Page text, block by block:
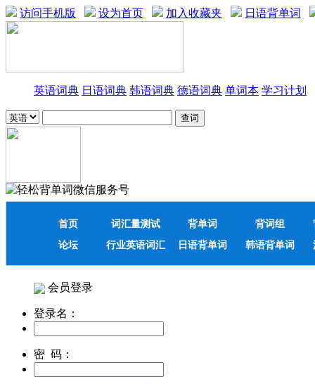
访问手机版 设为首页 加入收藏夹 日语背单词
英语词典 日语词典 韩语词典 德语词典 单词本 学习计划
首页 词汇量测试 背单词 背词组
论坛
行业英语词汇 日语背单词 韩语背单词
会员登录
登录名：
密 码：